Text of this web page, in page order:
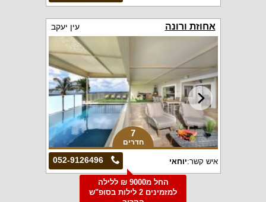
אחוזת ורונה עין יעקב
7
חדרים
052-9126496 איש קשר:יוחאי
החל מ9000 ₪ ללילה
למזמינים 2 לילות בסופ"ש